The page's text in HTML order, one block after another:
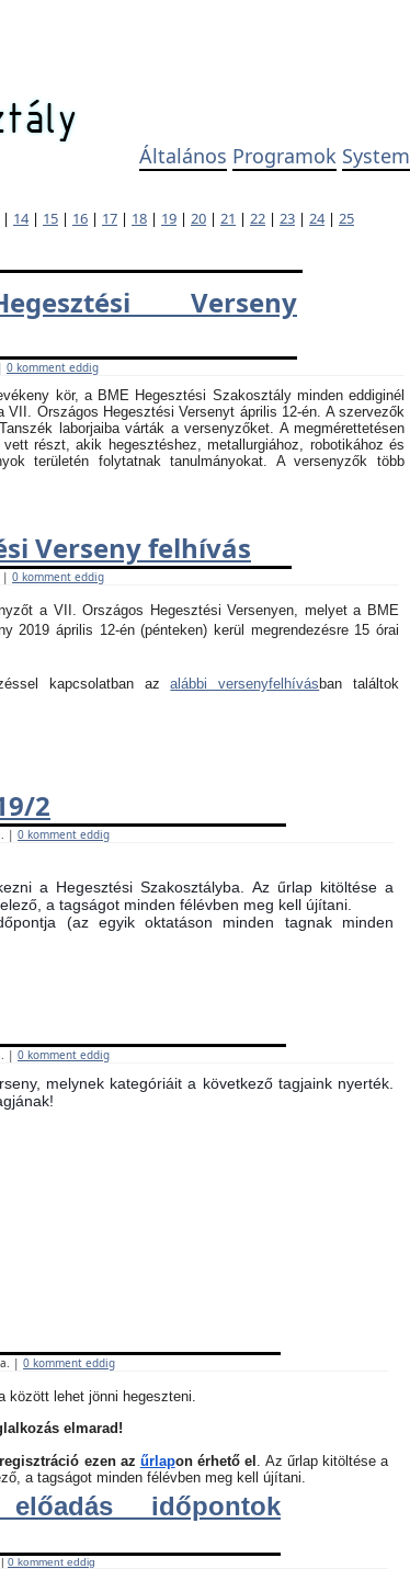
Általános Programok System
| 14| 15 | 16 | 17 | 18 | 19 | 20 | 21 | 22 | 23 | 24| 25
Verseny
0 komment eddig
kör, a BME Hegesztési Szakosztály minden eddiginél
VII. Országos Hegesztési Versenyt április 12-én. A szervezők
laborjaiba várták a versenyzőket. A megmérettetésen
részt, akik hegesztéshez, metallurgiához, robotikához és
területén folytatnak tanulmányokat. A versenyzők több
Verseny felhívás
| 0 komment eddig
a VII. Országos Hegesztési Versenyen, melyet a BME
2019 április 12-én (pénteken) kerül megrendezésre 15 órai
kapcsolatban azalábbi versenyfelhívás ban találtok
2
| 0 komment eddig
a Hegesztési Szakosztályba. Az űrlap kitöltése a
a tagságot minden félévben meg kell újítani.
(az egyik oktatáson minden tagnak minden
| 0 komment eddig
melynek kategóriáit a következő tagjaink nyerték.
| 0 komment eddig
között lehet jönni hegeszteni.
elmarad!
ezen az űrlapon érhető el . Az űrlap kitöltése a
a tagságot minden félévben meg kell újítani.
időpontok
0 komment eddig